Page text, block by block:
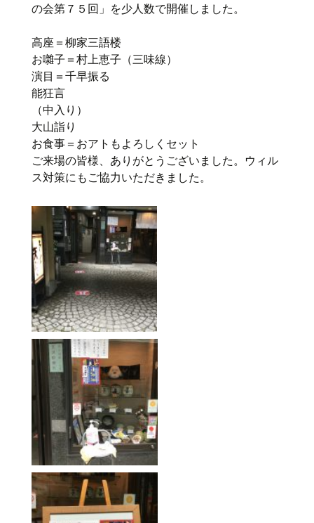
の会第７５回」を少人数で開催しました。
高座＝柳家三語楼
お囃子＝村上恵子（三味線）
演目＝千早振る
能狂言
（中入り）
大山詣り
お食事＝おアトもよろしくセット
ご来場の皆様、ありがとうございました。ウィル
ス対策にもご協力いただきました。